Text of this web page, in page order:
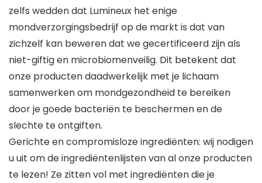
zelfs wedden dat Lumineux het enige
mondverzorgingsbedrijf op de markt is dat van
zichzelf kan beweren dat we gecertificeerd zijn als
niet-giftig en microbiomenveilig. Dit betekent dat
onze producten daadwerkelijk met je lichaam
samenwerken om mondgezondheid te bereiken
door je goede bacteriën te beschermen en de
slechte te ontgiften.
Gerichte en compromisloze ingrediënten: wij nodigen
u uit om de ingrediëntenlijsten van al onze producten
te lezen! Ze zitten vol met ingrediënten die je